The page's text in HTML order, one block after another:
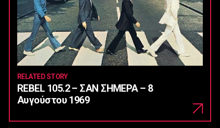
RELATED STORY
REBEL 105.2 – ΣΑΝ ΣΗΜΕΡΑ – 8
Αυγούστου 1969